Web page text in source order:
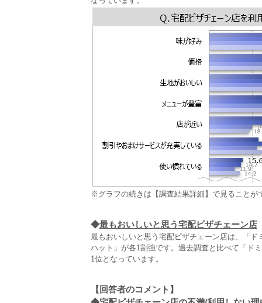
※グラフの続きは【調査結果詳細】で見ることが
◆最もおいしいと思う宅配ピザチェーン店
最もおいしいと思う宅配ピザチェーン店は、「
ハット」が各1割強です。過去調査と比べて「ド
1位となっています。
【回答者のコメント】